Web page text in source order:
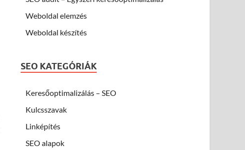
Weboldal elemzés
Weboldal készítés
SEO KATEGÓRIÁK
Keresőoptimalizálás – SEO
Kulcsszavak
Linképítés
SEO alapok